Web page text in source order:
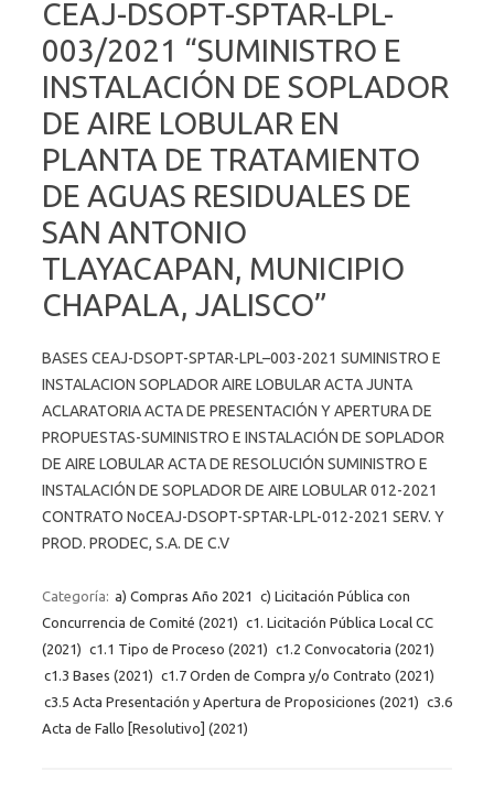
CEAJ-DSOPT-SPTAR-LPL-
003/2021 “SUMINISTRO E
INSTALACIÓN DE SOPLADOR
DE AIRE LOBULAR EN
PLANTA DE TRATAMIENTO
DE AGUAS RESIDUALES DE
SAN ANTONIO
TLAYACAPAN, MUNICIPIO
CHAPALA, JALISCO”
BASES CEAJ-DSOPT-SPTAR-LPL–003-2021 SUMINISTRO E
INSTALACION SOPLADOR AIRE LOBULAR ACTA JUNTA
ACLARATORIA ACTA DE PRESENTACIÓN Y APERTURA DE
PROPUESTAS-SUMINISTRO E INSTALACIÓN DE SOPLADOR
DE AIRE LOBULAR ACTA DE RESOLUCIÓN SUMINISTRO E
INSTALACIÓN DE SOPLADOR DE AIRE LOBULAR 012-2021
CONTRATO NoCEAJ-DSOPT-SPTAR-LPL-012-2021 SERV. Y
PROD. PRODEC, S.A. DE C.V
Categoría: a) Compras Año 2021
c) Licitación Pública con
Concurrencia de Comité (2021) c1. Licitación Pública Local CC
(2021) c1.1 Tipo de Proceso (2021) c1.2 Convocatoria (2021)
c1.3 Bases (2021) c1.7 Orden de Compra y/o Contrato (2021)
c3.5 Acta Presentación y Apertura de Proposiciones (2021) c3.6
Acta de Fallo [Resolutivo] (2021)